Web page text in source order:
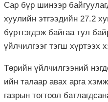
Сар бүр шинээр
хуулийн этгээдийн 27.2
бүртгэгдэж байгаа тул
үйлчилгээг тэгш хүртээх
Төрийн үйлчилгээний
ийн талаар авах арга
газрын тогтоол